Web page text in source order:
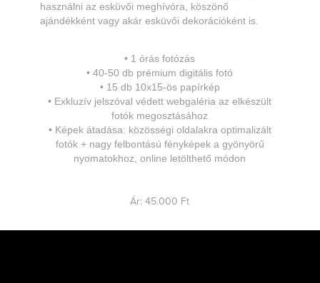
használni az esküvői meghívóra, köszönő
ajándékként vagy akár esküvői dekorációként is.
• 1 órás fotózás
• 40-50 db prémium digitális fotó
• 15 db 10x15-ös papírkép
• Exkluzív jelszóval védett webgaléria az elkészült
fotók megosztásához
• Képek átadása: közösségi oldalakra optimalizált
fotók + nagy felbontású fényképek a gyönyörű
nyomatokhoz, online letölthető módon
Ár: 45.000 Ft